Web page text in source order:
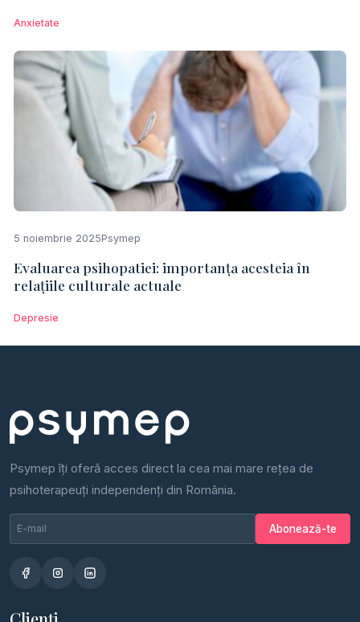
Anxietate
5 noiembrie 2025Psymep
Evaluarea psihopatiei: importanța acesteia în
relațiile culturale actuale
Depresie
Psymep îți oferă acces direct la cea mai mare rețea de
psihoterapeuți independenți din România.
Email newsletter
Nu completa Abonează-te